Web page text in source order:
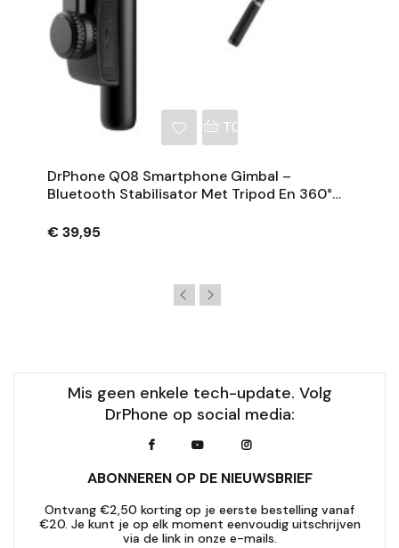
TOEVOEGEN AAN
DrPhone Q08 Smartphone Gimbal –
Bluetooth Stabilisator Met Tripod En 360°
€ 39,95
Mis geen enkele tech-update. Volg
DrPhone op social media:
ABONNEREN OP DE NIEUWSBRIEF
Ontvang €2,50 korting op je eerste bestelling vanaf
€20. Je kunt je op elk moment eenvoudig uitschrijven
via de link in onze e-mails.